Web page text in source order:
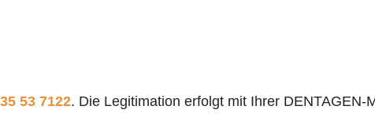
53 7122. Die Legitimation erfolgt mit Ihrer